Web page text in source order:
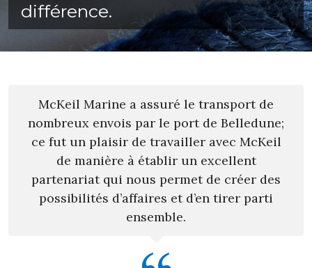
différence.
McKeil Marine a assuré le transport de
nombreux envois par le port de Belledune;
ce fut un plaisir de travailler avec McKeil
de manière à établir un excellent
partenariat qui nous permet de créer des
possibilités d’affaires et d’en tirer parti
ensemble.